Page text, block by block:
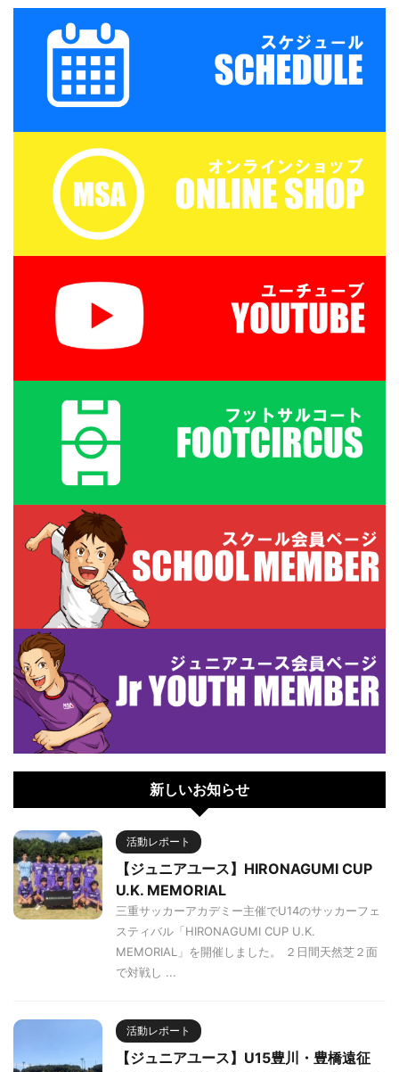
content/uploads/2026/
07/PXL_20260718_0801
22879.mp4 トレーニン
グマッチ 三重サッカーア
鈴鹿（屋内フットサルコ
ート） 【持ち物】サッカ
ーのできる格好・靴※・
ダル・タオル・お弁当
（冷房の効いたお部屋で
保管 ...
新しいお知らせ
活動レポート
【ジュニアユース】HIRONAGUMI CUP
U.K. MEMORIAL
三重サッカーアカデミー主催でU14のサッカーフェ
スティバル「HIRONAGUMI CUP U.K.
MEMORIAL」を開催しました。 ２日間天然芝２面
で対戦し ...
活動レポート
【ジュニアユース】U15豊川・豊橋遠征